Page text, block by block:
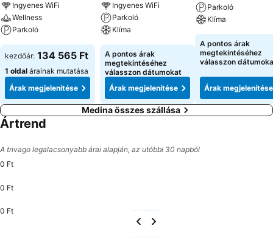
Ingyenes WiFi
Wellness
Parkoló
kezdőár: 134 565 Ft
1 oldal árainak mutatása
Árak megjelenítése
Ingyenes WiFi
Parkoló
Klíma
A pontos árak
megtekintéséhez
válasszon dátumokat
Árak megjelenítése
Parkoló
Klíma
A pontos árak
megtekintéséhez
válasszon
Árak megjelenítése
Medina összes szállása
Ártrend
A trivago legalacsonyabb árai alapján, az utóbbi 30 napból
0 Ft
0 Ft
0 Ft